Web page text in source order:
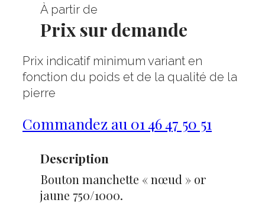
À partir de
Prix sur demande
Prix indicatif minimum variant en
fonction du poids et de la qualité de la
pierre
Commandez au 01 46 47 50 51
Description
Bouton manchette « nœud » or
jaune 750/1000.